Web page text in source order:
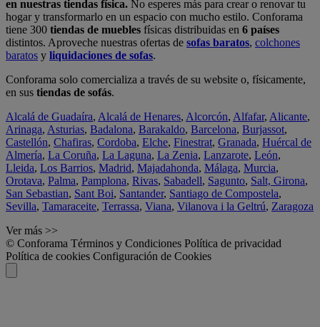
en nuestras tiendas física. No esperes más para crear o renovar tu
hogar y transformarlo en un espacio con mucho estilo. Conforama
tiene 300 tiendas de muebles físicas distribuidas en 6 países
distintos. Aproveche nuestras ofertas de sofas baratos, colchones
baratos y liquidaciones de sofas.
Conforama solo comercializa a través de su website o, físicamente,
en sus tiendas de sofás.
Alcalá de Guadaíra, Alcalá de Henares, Alcorcón, Alfafar, Alicante,
Arinaga, Asturias, Badalona, Barakaldo, Barcelona, Burjassot,
Castellón, Chafiras, Cordoba, Elche, Finestrat, Granada, Huércal de
Almería, La Coruña, La Laguna, La Zenia, Lanzarote, León,
Lleida, Los Barrios, Madrid, Majadahonda, Málaga, Murcia,
Orotava, Palma, Pamplona, Rivas, Sabadell, Sagunto, Salt, Girona,
San Sebastian, Sant Boi, Santander, Santiago de Compostela,
Sevilla, Tamaraceite, Terrassa, Viana, Vilanova i la Geltrú, Zaragoza
Ver más >>
© Conforama Términos y Condiciones Política de privacidad
Política de cookies Configuración de Cookies